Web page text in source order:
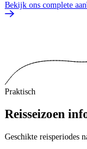
Bekijk ons complete
Praktisch
Reisseizoen
Geschikte reisperiodes